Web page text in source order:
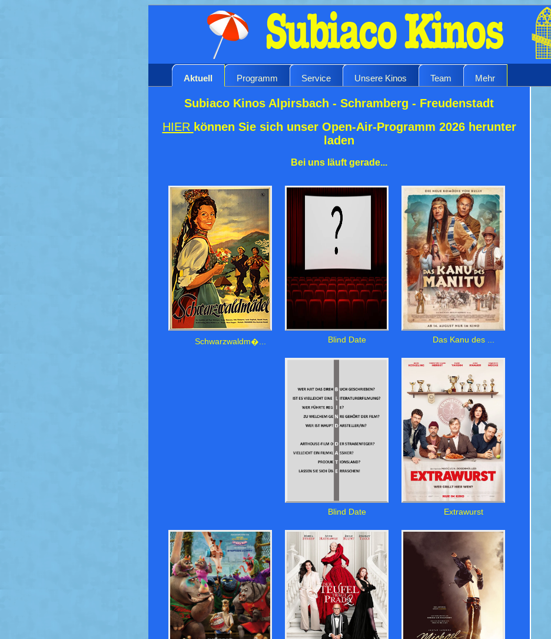
Aktuell Programm Service Unsere Kinos Team Mehr
Subiaco Kinos Alpirsbach - Schramberg - Freudenstadt
HIER können Sie sich unser Open-Air-Programm 2026 herunter
laden
Bei uns läuft gerade...
Schwarzwaldm�... Blind Date Das Kanu des ...
Blind Date Extrawurst